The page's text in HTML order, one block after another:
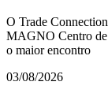
O Trade
MAGNO Centro
o maior encontro
03/08/2026